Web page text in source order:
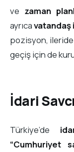
ve zaman
ayrıcavatandaş
pozisyon, ileride
geçiş için de
İdari
Türkiye’de
“Cumhuriyet